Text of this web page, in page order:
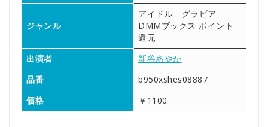
ジャンル
アイドル グラビア
DMMブックス ポイント
還元
出演者
新谷あやか
品番
b950xshes08887
価格
￥1100